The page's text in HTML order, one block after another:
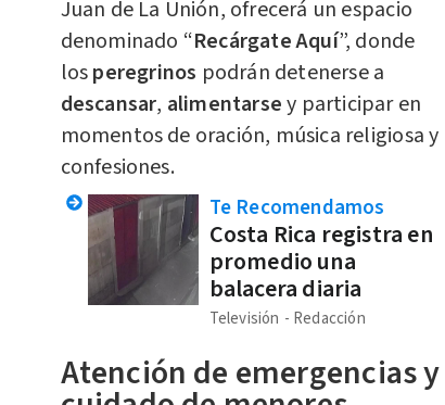
Juan de La Unión, ofrecerá un espacio
denominado “Recárgate Aquí”, donde
losperegrinos podrán detenerse a
descansar, alimentarsey participar en
momentos de oración, música religiosa y
confesiones.
Te Recomendamos
Costa Rica registra en
promedio una
balacera diaria
Televisión Redacción
Atención de emergencias y